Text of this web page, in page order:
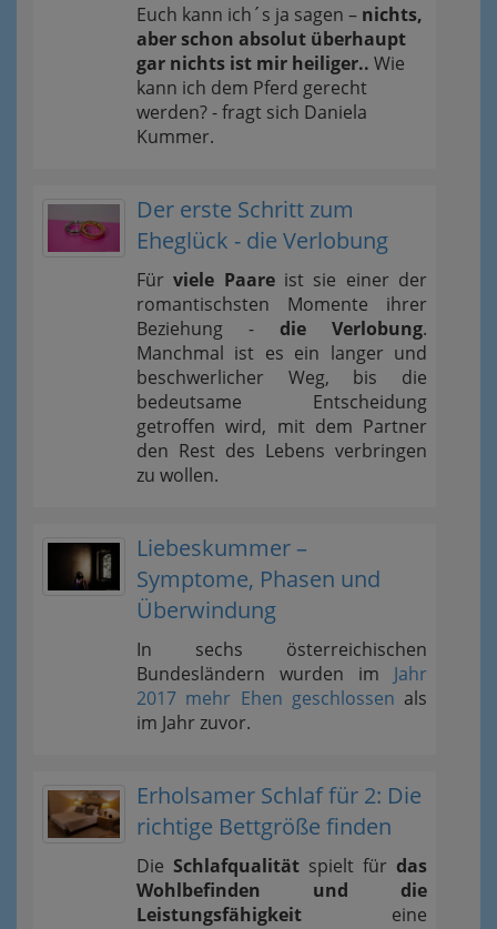
Euch kann ich´s ja sagen – nichts,
aber schon absolut überhaupt
gar nichts ist mir heiliger.. Wie
kann ich dem Pferd gerecht
werden? - fragt sich Daniela
Kummer.
Der erste Schritt zum
Eheglück - die Verlobung
Fürviele Paareist sie einer der
romantischsten Momente ihrer
Beziehung - die Verlobung.
Manchmal ist es ein langer und
beschwerlicher Weg, bis die
bedeutsame Entscheidung
getroffen wird, mit dem Partner
den Rest des Lebens verbringen
zu wollen.
Liebeskummer –
Symptome, Phasen und
Überwindung
In sechs österreichischen
Bundesländern wurden im Jahr
2017 mehr Ehen geschlossen als
im Jahr zuvor.
Erholsamer Schlaf für 2: Die
richtige Bettgröße finden
Die Schlafqualität spielt für das
Wohlbefinden und die
Leistungsfähigkeit eine